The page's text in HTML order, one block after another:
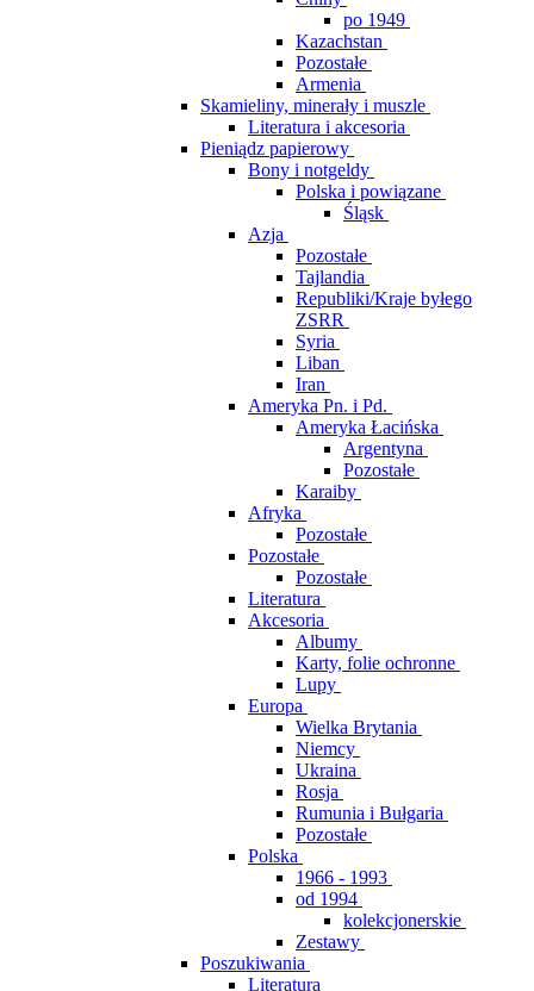
po 1949
Kazachstan
Pozostałe
Armenia
Skamieliny, minerały i muszle
Literatura i akcesoria
Pieniądz papierowy
Bony i notgeldy
Polska i powiązane
Śląsk
Azja
Pozostałe
Tajlandia
Republiki/Kraje byłego
ZSRR
Syria
Liban
Iran
Ameryka Pn. i Pd.
Ameryka Łacińska
Argentyna
Pozostałe
Karaiby
Afryka
Pozostałe
Pozostałe
Pozostałe
Literatura
Akcesoria
Albumy
Karty, folie ochronne
Lupy
Europa
Wielka Brytania
Niemcy
Ukraina
Rosja
Rumunia i Bułgaria
Pozostałe
Polska
1966 - 1993
od 1994
kolekcjonerskie
Zestawy
Poszukiwania
Literatura